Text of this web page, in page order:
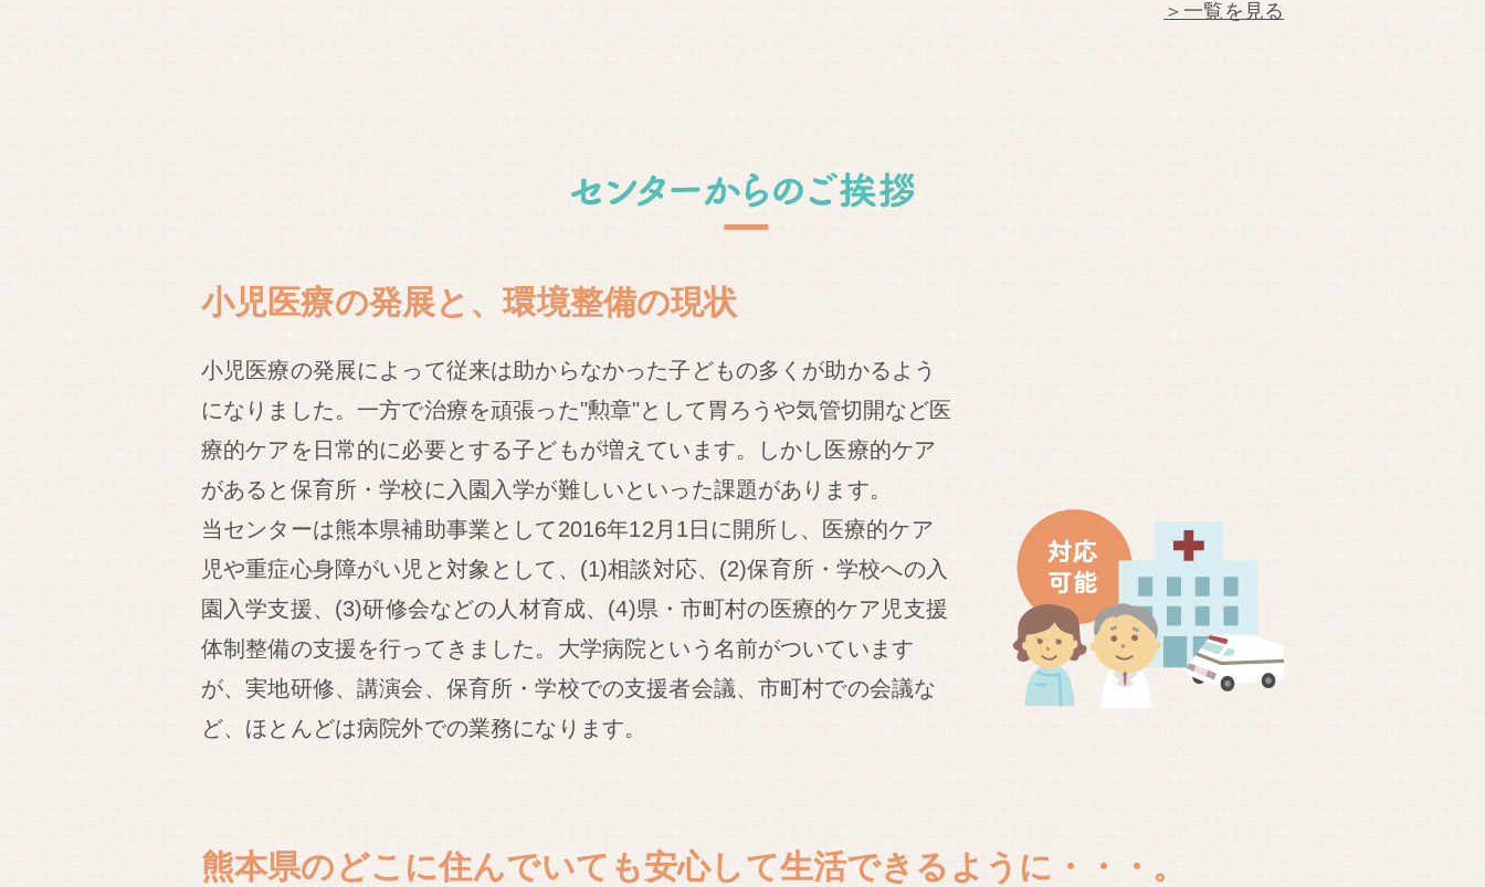
＞一覧を見る
小児医療の発展と、環境整備の現状
小児医療の発展によって従来は助からなかった子どもの多くが助かるよう
になりました。一方で治療を頑張った"勲章"として胃ろうや気管切開など医
療的ケアを日常的に必要とする子どもが増えています。しかし医療的ケア
があると保育所・学校に入園入学が難しいといった課題があります。
当センターは熊本県補助事業として2016年12月1日に開所し、医療的ケア
児や重症心身障がい児と対象として、(1)相談対応、(2)保育所・学校への入
園入学支援、(3)研修会などの人材育成、(4)県・市町村の医療的ケア児支援
体制整備の支援を行ってきました。大学病院という名前がついています
が、実地研修、講演会、保育所・学校での支援者会議、市町村での会議な
ど、ほとんどは病院外での業務になります。
熊本県のどこに住んでいても安心して生活できるように・・・。